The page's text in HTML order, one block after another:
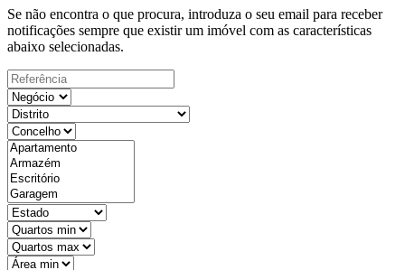
Se não encontra o que procura, introduza o seu email para receber
notificações sempre que existir um imóvel com as características
abaixo selecionadas.